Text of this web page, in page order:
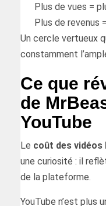
Plus de vues =
Plus de revenus
Un cercle vertueux
constamment
Ce que
de
YouTube
Le coût des vidéos
une curiosité : il
de la plateforme.
YouTube n’est plus